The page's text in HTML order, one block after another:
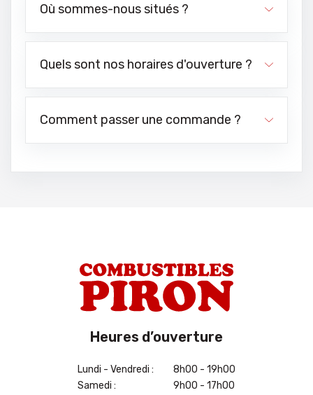
Où sommes-nous situés ?
Quels sont nos horaires d'ouverture ?
Comment passer une commande ?
Heures d’ouverture
Lundi - Vendredi :
8h00 - 19h00
Samedi :
9h00 - 17h00